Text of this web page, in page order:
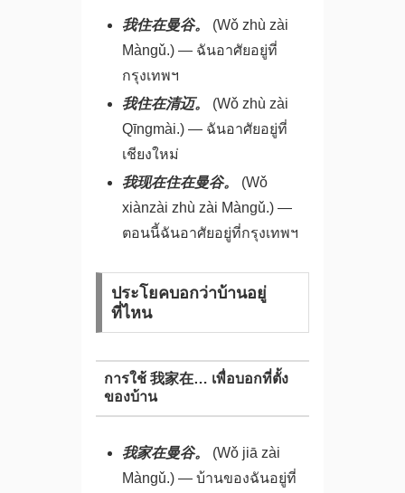
我住在曼谷。
(Wǒ zhù zài
Màngǔ.) — ฉันอาศัยอยู่ที่
กรุงเทพฯ
我住在清迈。
(Wǒ zhù zài
Qīngmài.) — ฉันอาศัยอยู่ที่
เชียงใหม่
我现在住在曼谷。
(Wǒ
xiànzài zhù zài Màngǔ.) —
ตอนนี้ฉันอาศัยอยู่ที่กรุงเทพฯ
ประโยคบอกว่าบ้านอยู่
ที่ไหน
การใช้ 我家在… เพื่อบอกที่ตั้ง
ของบ้าน
我家在曼谷。
(Wǒ jiā zài
Màngǔ.) — บ้านของฉันอยู่ที่